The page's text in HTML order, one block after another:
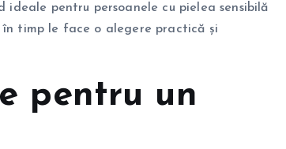
pentru persoanele cu pielea sensibilă
în timp le face o alegere practică și
pentru un